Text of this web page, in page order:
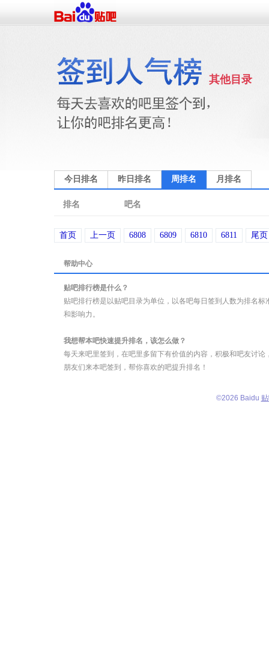
其他目录
今日排名 昨日排名 周排名 月排名
排名 吧名
首页 上一页 6808 6809 6810 6811 尾页
帮助中心
贴吧排行榜是什么？
贴吧排行榜是以贴吧目录为单位，以各吧每日签到人数为排名
和影响力。
我想帮本吧快速提升排名，该怎么做？
每天来吧里签到，在吧里多留下有价值的内容，积极和吧友讨
朋友们来本吧签到，帮你喜欢的吧提升排名！
©2026 Baidu